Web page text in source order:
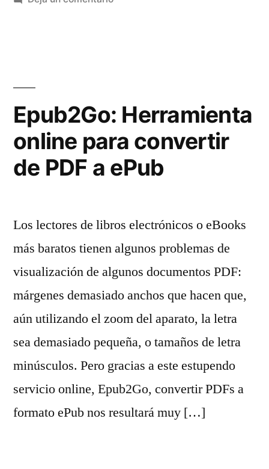
cumplir
proyecto
Epub2Go: Herramienta
online para convertir
de PDF a ePub
Los lectores de libros electrónicos o eBooks
más baratos tienen algunos problemas de
visualización de algunos documentos PDF:
márgenes demasiado anchos que hacen que,
aún utilizando el zoom del aparato, la letra
sea demasiado pequeña, o tamaños de letra
minúsculos. Pero gracias a este estupendo
servicio online, Epub2Go, convertir PDFs a
formato ePub nos resultará muy […]